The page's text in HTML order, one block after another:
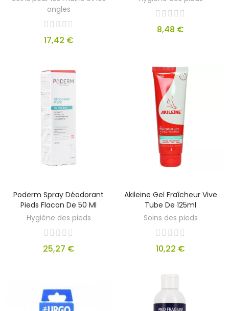
ongles
17,42 €
8,48 €
Poderm Spray Déodorant
Pieds Flacon De 50 Ml
Hygiène des pieds
25,27 €
Akileine Gel Fraîcheur Vive
Tube De 125ml
Soins des pieds
10,22 €